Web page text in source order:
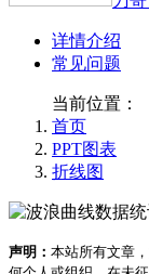
详情介绍
常见问题
当前位置：
首页
PPT图表
折线图
声明： 本站所有文章